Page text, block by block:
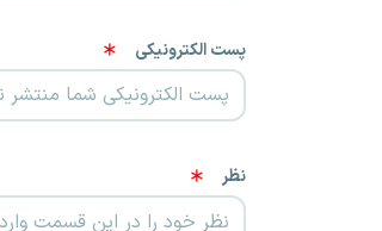
پست الکترونیکی
نظر